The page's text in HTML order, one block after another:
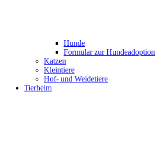
Hunde
Formular zur Hundeadoption
Katzen
Kleintiere
Hof- und Weidetiere
Tierheim